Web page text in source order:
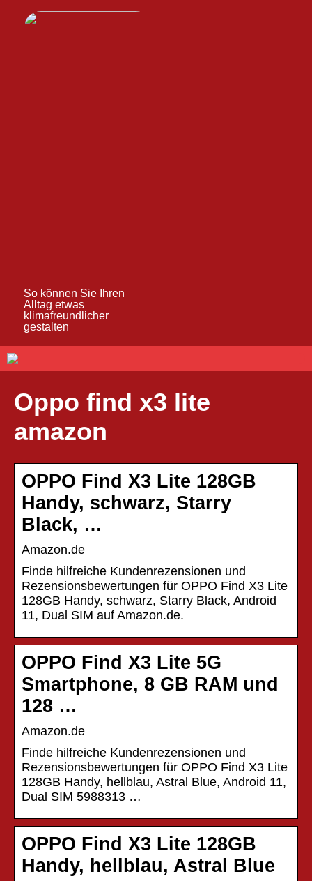
So können Sie Ihren
Alltag etwas
klimafreundlicher
gestalten
Oppo find x3 lite
amazon
OPPO Find X3 Lite 128GB
Handy, schwarz, Starry
Black, …
Amazon.de
Finde hilfreiche Kundenrezensionen und
Rezensionsbewertungen für OPPO Find X3 Lite
128GB Handy, schwarz, Starry Black, Android
11, Dual SIM auf Amazon.de.
OPPO Find X3 Lite 5G
Smartphone, 8 GB RAM und
128 …
Amazon.de
Finde hilfreiche Kundenrezensionen und
Rezensionsbewertungen für OPPO Find X3 Lite
128GB Handy, hellblau, Astral Blue, Android 11,
Dual SIM 5988313 …
OPPO Find X3 Lite 128GB
Handy, hellblau, Astral Blue